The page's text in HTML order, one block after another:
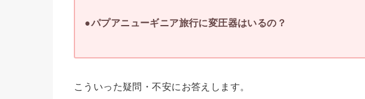
●パプアニューギニア旅行に変圧器はいるの？
こういった疑問・不安にお答えします。